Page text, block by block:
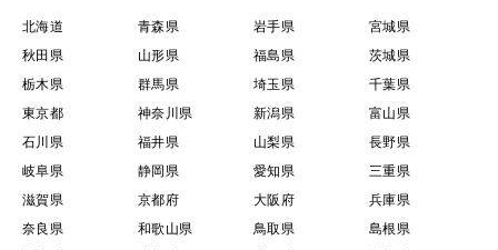
✨ 積丹のウニが特別な理由
━━━━━━━━━━━━━━
積丹（しゃこたん）の生ウニは
濃厚な甘さと深いコクが特徴です。
しかし積丹町内で水揚げされたウニの多くは
町内で消費されるため、
北海道 青森県 岩手県
宮城県
秋田県
山形県 福島県
茨城県
栃木県
群馬県 埼玉県
千葉県
東京都
神奈川県 新潟県
富山県
石川県
福井県 山梨県
長野県
岐阜県
静岡県 愛知県
三重県
滋賀県
京都府 大阪府
兵庫県
奈良県
和歌山県 鳥取県
島根県